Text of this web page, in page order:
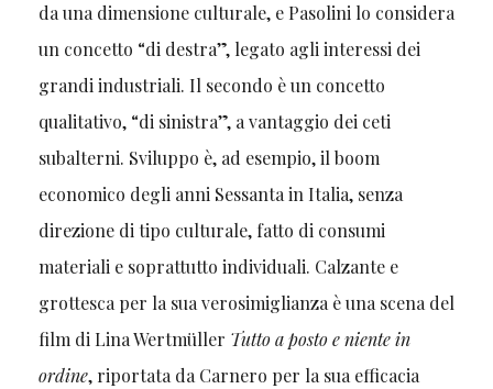
da una dimensione culturale, e Pasolini lo considera
un concetto “di destra”, legato agli interessi dei
grandi industriali. Il secondo è un concetto
qualitativo, “di sinistra”, a vantaggio dei ceti
subalterni. Sviluppo è, ad esempio, il boom
economico degli anni Sessanta in Italia, senza
direzione di tipo culturale, fatto di consumi
materiali e soprattutto individuali. Calzante e
grottesca per la sua verosimiglianza è una scena del
film di Lina Wertmüller Tutto a posto e niente in
ordine, riportata da Carnero per la sua efficacia